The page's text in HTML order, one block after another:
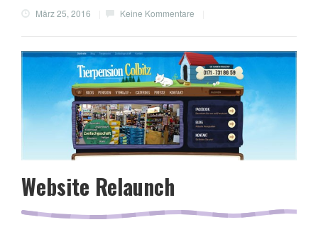
März 25, 2016 Keine Kommentare
Website Relaunch